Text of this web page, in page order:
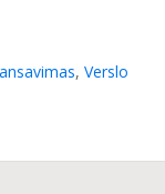
, Verslo